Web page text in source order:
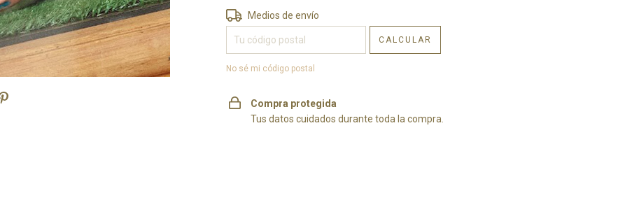
Entregas para el CP:
Medios de envío
CALCULAR
No sé mi código postal
Compra protegida
Tus datos cuidados durante toda la compra.